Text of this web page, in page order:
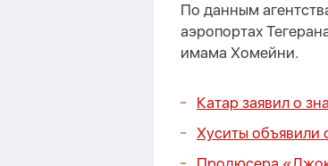
По данным
аэропортах
имама Хомейни.
Катар заявил о
Хуситы объявили